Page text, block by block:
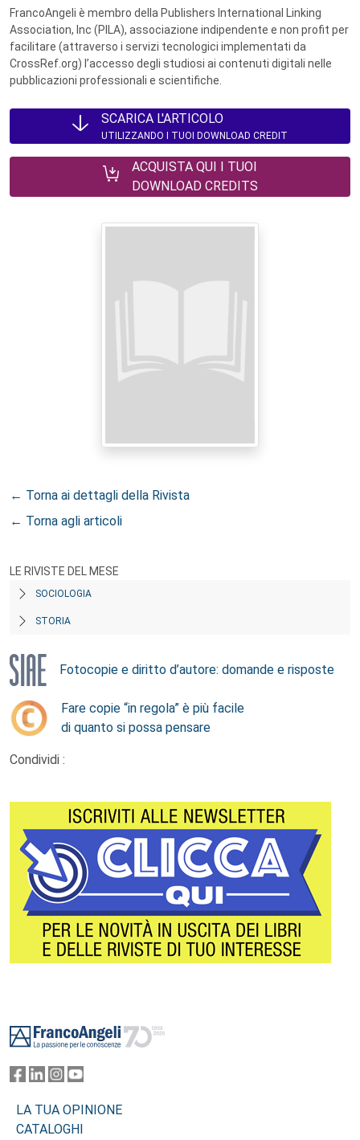
FrancoAngeli è membro della Publishers International Linking
Association, Inc (PILA), associazione indipendente e non profit per
facilitare (attraverso i servizi tecnologici implementati da
CrossRef.org) l’accesso degli studiosi ai contenuti digitali nelle
pubblicazioni professionali e scientifiche.
SCARICA L'ARTICOLO
UTILIZZANDO I TUOI DOWNLOAD CREDIT
ACQUISTA QUI I TUOI
DOWNLOAD CREDITS
← Torna ai dettagli della Rivista
← Torna agli articoli
LE RIVISTE DEL MESE
SOCIOLOGIA
STORIA
Fotocopie e diritto d’autore: domande e risposte
Fare copie “in regola” è più facile
di quanto si possa pensare
Condividi :
LA TUA OPINIONE
CATALOGHI